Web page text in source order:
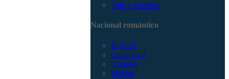
Tolú y coveñas
Nacional romántico
Boyacá
Capurganá
Girardot
Melgar